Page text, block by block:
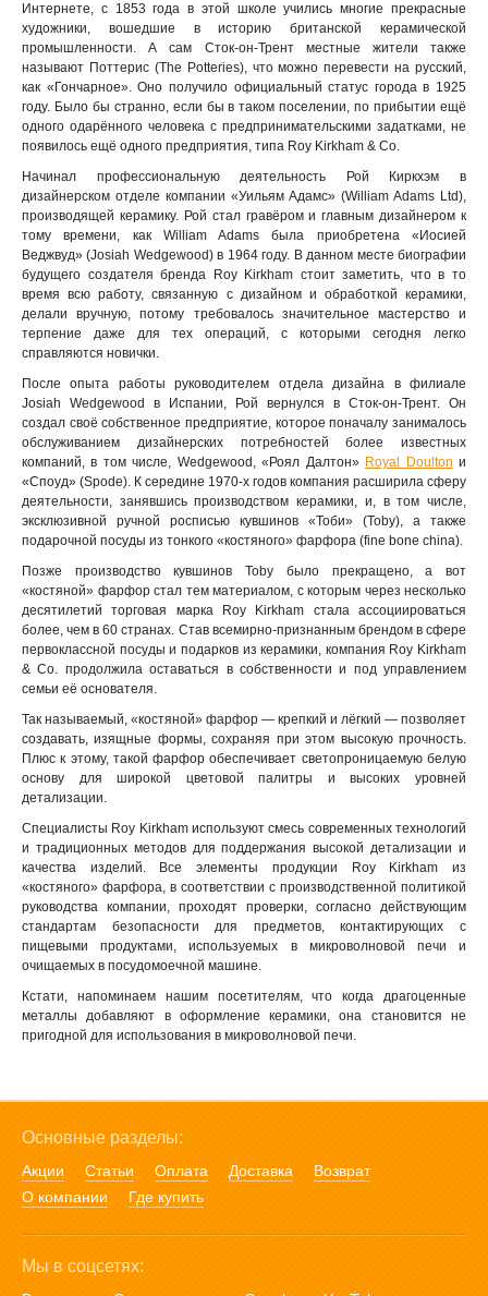
Интернете, с 1853 года в этой школе учились многие прекрасные
художники, вошедшие в историю британской керамической
промышленности. А сам Сток-он-Трент местные жители также
называют Поттерис (The Potteries), что можно перевести на русский,
как «Гончарное». Оно получило официальный статус города в 1925
году. Было бы странно, если бы в таком поселении, по прибытии ещё
одного одарённого человека с предпринимательскими задатками, не
появилось ещё одного предприятия, типа Roy Kirkham & Co.
Начинал профессиональную деятельность Рой Киркхэм в
дизайнерском отделе компании «Уильям Адамс» (William Adams Ltd),
производящей керамику. Рой стал гравёром и главным дизайнером к
тому времени, как William Adams была приобретена «Иосией
Веджвуд» (Josiah Wedgewood) в 1964 году. В данном месте биографии
будущего создателя бренда Roy Kirkham cтоит заметить, что в то
время всю работу, связанную с дизайном и обработкой керамики,
делали вручную, потому требовалось значительное мастерство и
терпение даже для тех операций, с которыми сегодня легко
справляются новички.
После опыта работы руководителем отдела дизайна в филиале
Josiah Wedgewood в Испании, Рой вернулся в Сток-он-Трент. Он
создал своё собственное предприятие, которое поначалу занималось
обслуживанием дизайнерских потребностей более известных
компаний, в том числе, Wedgewood, «Роял Далтон» Royal Doulton и
«Споуд» (Spode). К середине 1970-х годов компания расширила сферу
деятельности, занявшись производством керамики, и, в том числе,
эксклюзивной ручной росписью кувшинов «Тоби» (Toby), а также
подарочной посуды из тонкого «костяного» фарфора (fine bone china).
Позже производство кувшинов Toby было прекращено, а вот
«костяной» фарфор стал тем материалом, с которым через несколько
десятилетий торговая марка Roy Kirkham стала ассоциироваться
более, чем в 60 странах. Став всемирно-признанным брендом в сфере
первоклассной посуды и подарков из керамики, компания Roy Kirkham
& Co. продолжила оставаться в собственности и под управлением
семьи её основателя.
Так называемый, «костяной» фарфор — крепкий и лёгкий — позволяет
создавать, изящные формы, сохраняя при этом высокую прочность.
Плюс к этому, такой фарфор обеспечивает светопроницаемую белую
основу для широкой цветовой палитры и высоких уровней
детализации.
Специалисты Roy Kirkham используют смесь современных технологий
и традиционных методов для поддержания высокой детализации и
качества изделий. Все элементы продукции Roy Kirkham из
«костяного» фарфора, в соответствии с производственной политикой
руководства компании, проходят проверки, согласно действующим
стандартам безопасности для предметов, контактирующих с
пищевыми продуктами, используемых в микроволновой печи и
очищаемых в посудомоечной машине.
Кстати, напоминаем нашим посетителям, что когда драгоценные
металлы добавляют в оформление керамики, она становится не
пригодной для использования в микроволновой печи.
Основные разделы:
Акции Статьи Оплата Доставка
Возврат
О компании
Где купить
Мы в соцсетях: